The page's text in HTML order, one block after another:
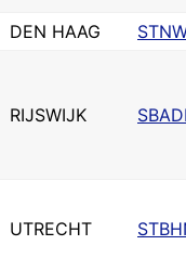
DEN HAAG
RIJSWIJK
UTRECHT